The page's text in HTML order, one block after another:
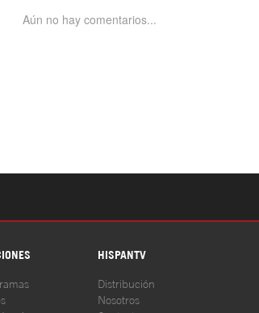
HISPANTV
Distribución
Nosotros